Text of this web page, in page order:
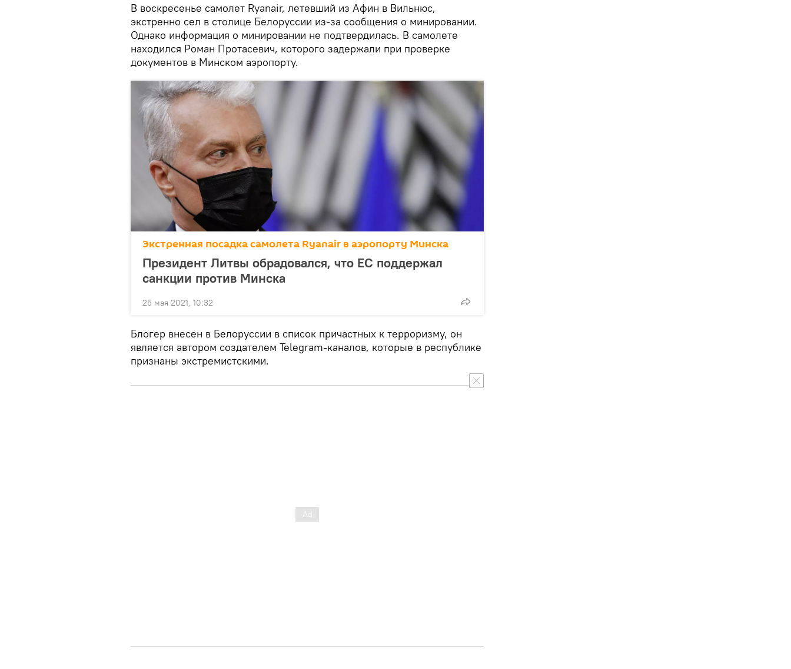
В воскресенье самолет Ryanair, летевший из Афин в Вильнюс,
экстренно сел в столице Белоруссии из-за сообщения о минировании.
Однако информация о минировании не подтвердилась. В самолете
находился Роман Протасевич, которого задержали при проверке
документов в Минском аэропорту.
Экстренная посадка самолета Ryanair в аэропорту Минска
Президент Литвы обрадовался, что ЕС поддержал
санкции против Минска
25 мая 2021, 10:32
Блогер внесен в Белоруссии в список причастных к терроризму, он
является автором создателем Telegram-каналов, которые в республике
признаны экстремистскими.